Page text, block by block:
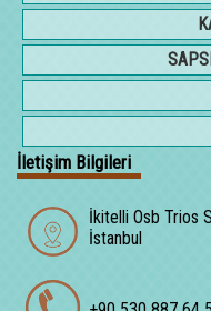
İletişim Bilgileri
İkitelli Osb Trios
İstanbul